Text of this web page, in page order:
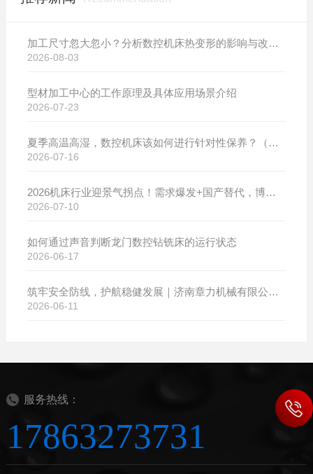
加工尺寸忽大忽小？分析数控机床热变形的影响与改善方案
2026-08-03
型材加工中心的工作原理及具体应用场景介绍
2026-07-23
夏季高温高湿，数控机床该如何进行针对性保养？（附冬夏维保异同对比）
2026-07-16
2026机床行业迎景气拐点！需求爆发+国产替代，博斯曼数控设备产销两旺发货忙
2026-07-10
如何通过声音判断龙门数控钻铣床的运行状态
2026-06-17
筑牢安全防线，护航稳健发展｜济南章力机械有限公司开展2026年安全生产月系列活动
2026-06-11
服务热线：
17863273731